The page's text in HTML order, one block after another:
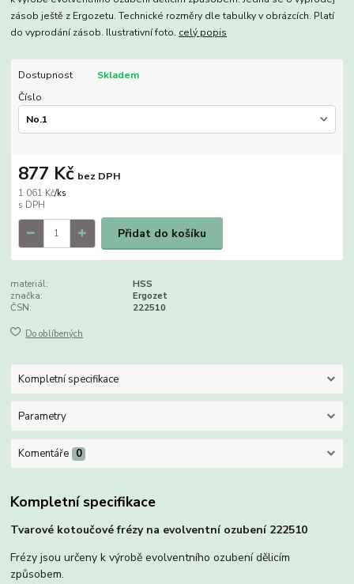
zásob ještě z Ergozetu. Technické rozměry dle tabulky v obrázcích. Platí
do vyprodání zásob. Ilustrativní foto. celý popis
Dostupnost
Skladem
Číslo
1 061 Kč/ks
877 Kč bez DPH
Přidat do košíku
materiál:
HSS
značka:
Ergozet
ČSN:
222510
Do oblíbených
Kompletní specifikace
Parametry
Komentáře 0
Kompletní specifikace
Tvarové kotoučové frézy na evolventní ozubení 222510
Frézy jsou určeny k výrobě evolventního ozubení dělicím
způsobem.